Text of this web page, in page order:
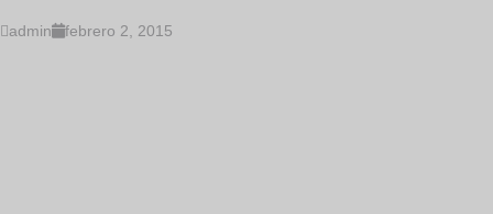
admin febrero 2, 2015